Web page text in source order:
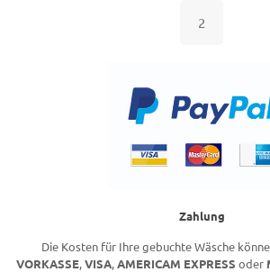
2
Zahlung
Die Kosten für Ihre gebuchte Wäsche
VORKASSE,VISA,AMERICAM EXPRESS oder